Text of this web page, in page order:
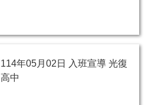
114年05月02日 入班宣導 光復
高中